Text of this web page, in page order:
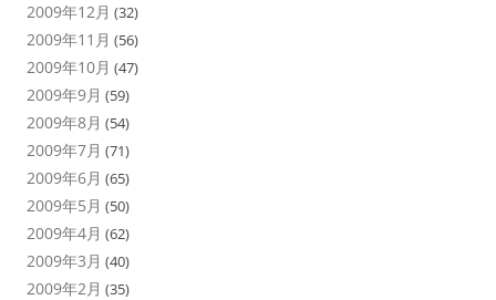
2009年12月 (32)
2009年11月 (56)
2009年10月 (47)
2009年9月 (59)
2009年8月 (54)
2009年7月 (71)
2009年6月 (65)
2009年5月 (50)
2009年4月 (62)
2009年3月 (40)
2009年2月 (35)